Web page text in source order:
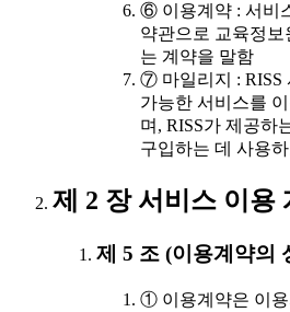
⑥ 이용계약 : 서비
약관으로 교육정
는 계약을 말함
⑦ 마일리지 : RISS
가능한 서비스를
며, RISS가 제공하
구입하는 데 사용
제 2 장 서비스 이용
제 5 조 (이용계약의
① 이용계약은 이용